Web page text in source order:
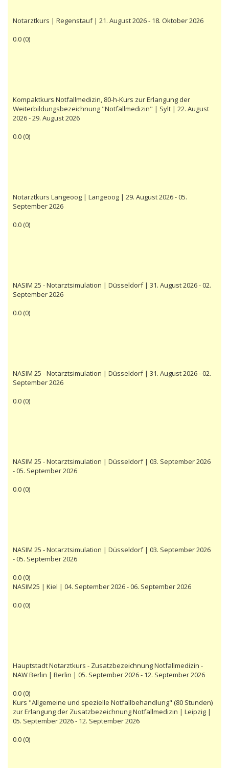
Notarztkurs | Regenstauf | 21. August 2026 - 18. Oktober 2026
0.0(0)
Kompaktkurs Notfallmedizin, 80-h-Kurs zur Erlangung der
Weiterbildungsbezeichnung "Notfallmedizin" | Sylt | 22. August
2026 - 29. August 2026
0.0(0)
Notarztkurs Langeoog | Langeoog | 29. August 2026 - 05.
September 2026
0.0(0)
NASIM 25 - Notarztsimulation | Düsseldorf | 31. August 2026 - 02.
September 2026
0.0(0)
NASIM 25 - Notarztsimulation | Düsseldorf | 31. August 2026 - 02.
September 2026
0.0(0)
NASIM 25 - Notarztsimulation | Düsseldorf | 03. September 2026
- 05. September 2026
0.0(0)
NASIM 25 - Notarztsimulation | Düsseldorf | 03. September 2026
- 05. September 2026
0.0(0)
NASIM25 | Kiel | 04. September 2026 - 06. September 2026
0.0(0)
Hauptstadt Notarztkurs - Zusatzbezeichnung Notfallmedizin -
NAW Berlin | Berlin | 05. September 2026 - 12. September 2026
0.0(0)
Kurs "Allgemeine und spezielle Notfallbehandlung" (80 Stunden)
zur Erlangung der Zusatzbezeichnung Notfallmedizin | Leipzig |
05. September 2026 - 12. September 2026
0.0(0)